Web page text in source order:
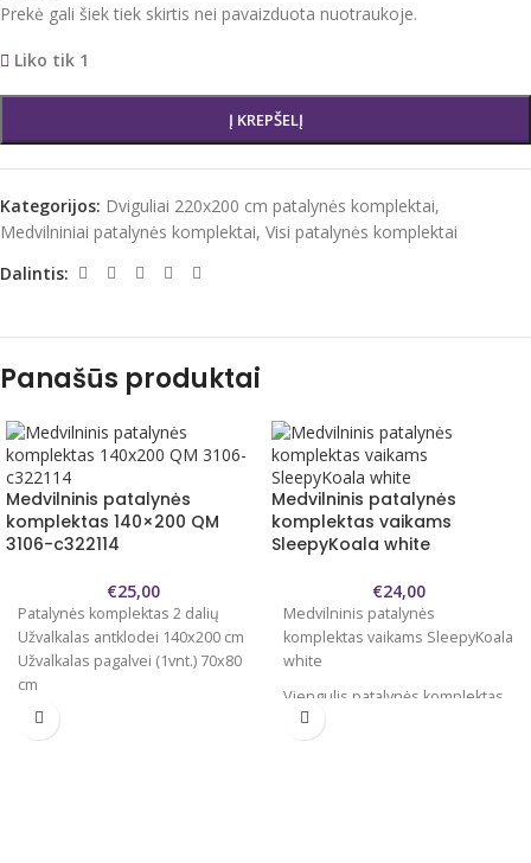
Prekė gali šiek tiek skirtis nei pavaizduota nuotraukoje.
Liko tik 1
Į KREPŠELĮ
Kategorijos: Dviguliai 220x200 cm patalynės komplektai,
Medvilniniai patalynės komplektai, Visi patalynės komplektai
Dalintis:
Panašūs produktai
Medvilninis patalynės
komplektas 140×200 QM
3106-c322114
€25,00
Patalynės komplektas 2 dalių
Užvalkalas antklodei 140x200 cm
Užvalkalas pagalvei (1vnt.) 70x80
cm
Audinys minkštas, švelnus ir
tvirtas.
Medvilninis patalynės
komplektas vaikams
SleepyKoala white
€24,00
Medvilninis patalynės
komplektas vaikams SleepyKoala
white
Viengulis patalynės komplektas
2 dalių